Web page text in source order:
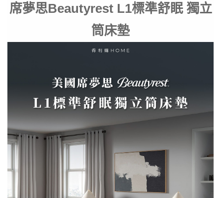
席夢思Beautyrest L1標準舒眠 獨立
筒床墊